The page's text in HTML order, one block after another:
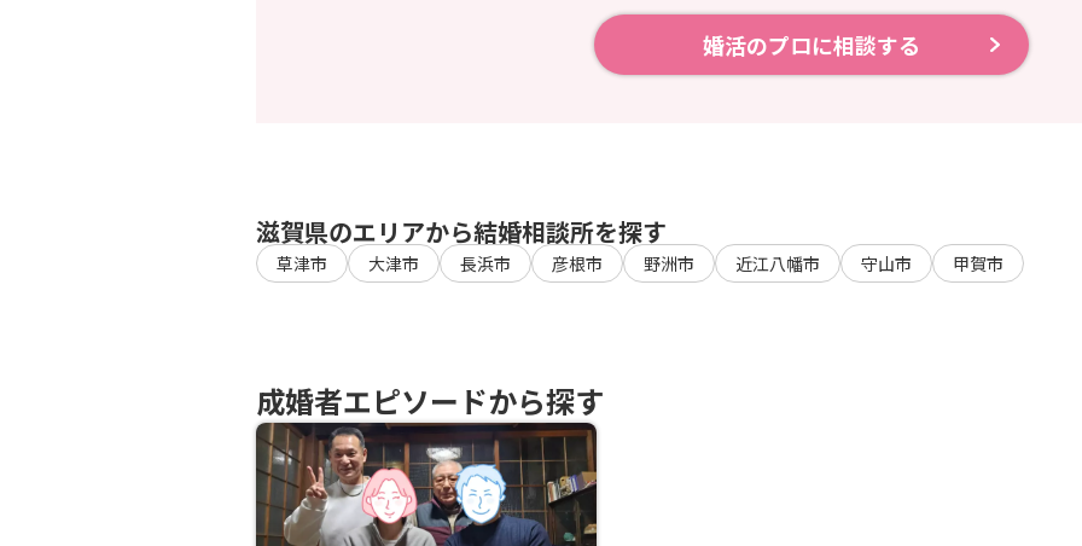
婚活のプロに相談する
滋賀県のエリアから結婚相談所を探す
草津市 大津市 長浜市 彦根市 野洲市 近江八幡市 守山市 甲賀市
成婚者エピソードから探す